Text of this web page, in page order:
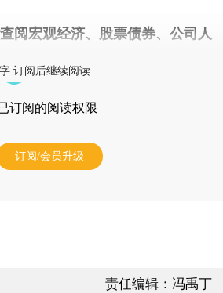
查阅宏观经济、股票债券、公司人
订阅后继续阅读
订阅的阅读权限
订阅/会员升级
责任编辑：冯禹丁